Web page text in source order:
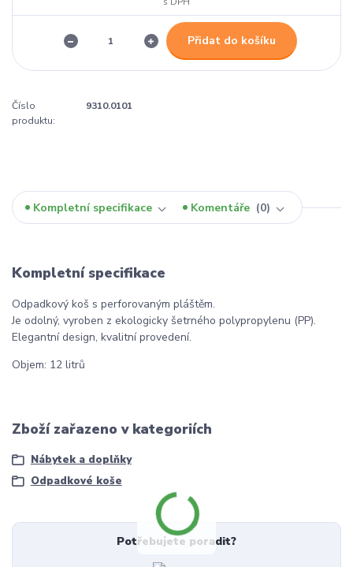
Přidat do košíku
Číslo
produktu:
9310.0101
Kompletní specifikace Komentáře 0
Kompletní specifikace
Odpadkový koš s perforovaným pláštěm.
Je odolný, vyroben z ekologicky šetrného polypropylenu (PP).
Elegantní design, kvalitní provedení.
Objem: 12 litrů
Zboží zařazeno v kategoriích
Nábytek a doplňky
Odpadkové koše
Potřebujete poradit?